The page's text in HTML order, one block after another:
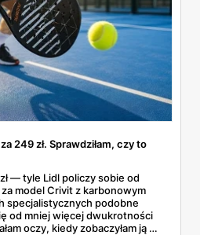
249 zł. Sprawdziłam, czy to
— tyle Lidl policzy sobie od
model Crivit z karbonowym
specjalistycznych podobne
od mniej więcej dwukrotności
oczy, kiedy zobaczyłam ją w